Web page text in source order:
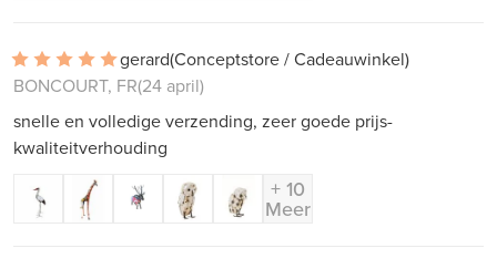
gerard(Conceptstore / Cadeauwinkel)
BONCOURT, FR(24 april)
snelle en volledige verzending, zeer goede prijs-
kwaliteitverhouding
+ 10
Meer